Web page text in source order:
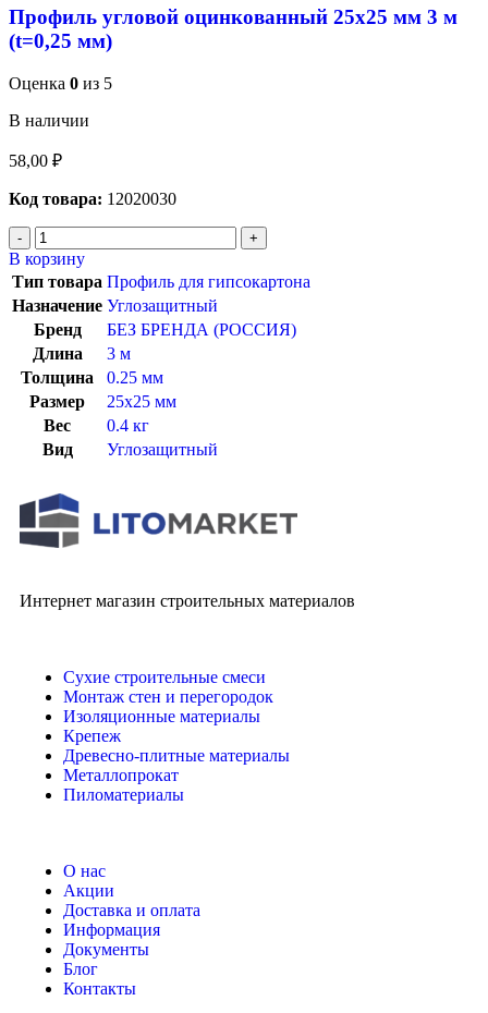
Профиль угловой оцинкованный 25х25 мм 3 м
(t=0,25 мм)
Оценка 0 из 5
В наличии
58,00 ₽
Код товара: 12020030
В корзину
Тип товара Профиль для гипсокартона
Назначение Углозащитный
Бренд
БЕЗ БРЕНДА (РОССИЯ)
Длина
3 м
Толщина
0.25 мм
Размер
25х25 мм
Вес
0.4 кг
Вид
Углозащитный
Интернет магазин строительных материалов
Сухие строительные смеси
Монтаж стен и перегородок
Изоляционные материалы
Крепеж
Древесно-плитные материалы
Металлопрокат
Пиломатериалы
О нас
Акции
Доставка и оплата
Информация
Документы
Блог
Контакты